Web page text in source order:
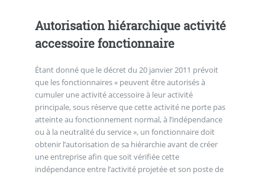
Autorisation hiérarchique activité
accessoire fonctionnaire
Étant donné que le décret du 20 janvier 2011 prévoit
que les fonctionnaires « peuvent être autorisés à
cumuler une activité accessoire à leur activité
principale, sous réserve que cette activité ne porte pas
atteinte au fonctionnement normal, à l’indépendance
ou à la neutralité du service », un fonctionnaire doit
obtenir l’autorisation de sa hiérarchie avant de créer
une entreprise afin que soit vérifiée cette
indépendance entre l’activité projetée et son poste de